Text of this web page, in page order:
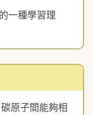
一種學習理
原子間能夠相